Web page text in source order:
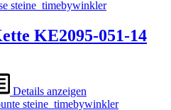
KE2095-051-14
Details anzeigen